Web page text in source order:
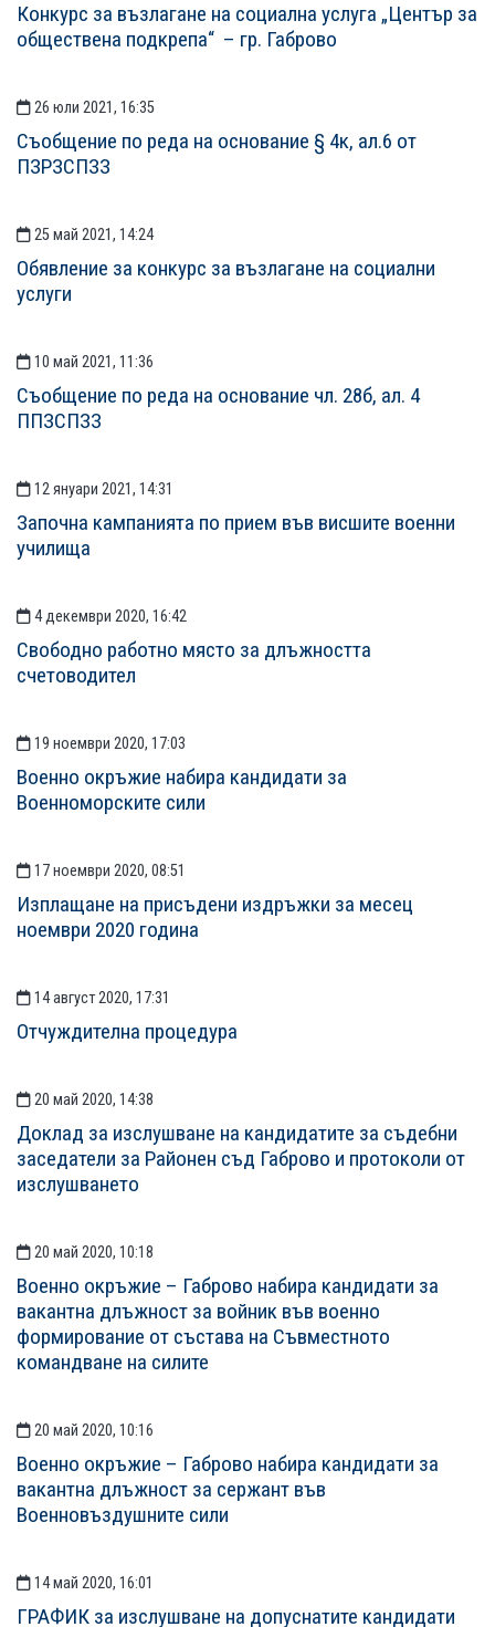
Конкурс за възлагане на социална услуга „Център за
обществена подкрепа“ – гр. Габрово
26 юли 2021, 16:35
Съобщение по реда на основание § 4к, ал.6 от
ПЗРЗСПЗЗ
25 май 2021, 14:24
Обявление за конкурс за възлагане на социални
услуги
10 май 2021, 11:36
Съобщение по реда на основание чл. 28б, ал. 4
ППЗСПЗЗ
12 януари 2021, 14:31
Започна кампанията по прием във висшите военни
училища
4 декември 2020, 16:42
Свободно работно място за длъжността
счетоводител
19 ноември 2020, 17:03
Военно окръжие набира кандидати за
Военноморските сили
17 ноември 2020, 08:51
Изплащане на присъдени издръжки за месец
ноември 2020 година
14 август 2020, 17:31
Отчуждителна процедура
20 май 2020, 14:38
Доклад за изслушване на кандидатите за съдебни
заседатели за Районен съд Габрово и протоколи от
изслушването
20 май 2020, 10:18
Военно окръжие – Габрово набира кандидати за
вакантна длъжност за войник във военно
формирование от състава на Съвместното
командване на силите
20 май 2020, 10:16
Военно окръжие – Габрово набира кандидати за
вакантна длъжност за сержант във
Военновъздушните сили
14 май 2020, 16:01
ГРАФИК за изслушване на допуснатите кандидати